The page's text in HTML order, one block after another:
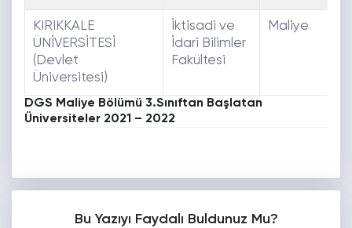
KIRIKKALE
ÜNİVERSİTESİ
(Devlet
Üniversitesi)
İktisadi ve
İdari Bilimler
Fakültesi
Maliye
DGS Maliye Bölümü 3.Sınıftan Başlatan
Üniversiteler 2021 – 2022
Bu Yazıyı Faydalı Buldunuz Mu?